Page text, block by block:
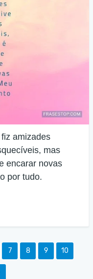
amizades
mas
encarar novas
por tudo.
7 8 9 10